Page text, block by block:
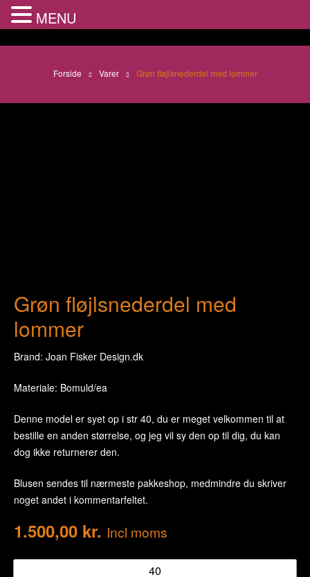
Forside Varer Grøn fløjlsnederdel med lommer
Grøn fløjlsnederdel med
lommer
Brand: Joan Fisker Design.dk
Materiale: Bomuld/ea
Denne model er syet op i str 40, du er meget velkommen til at
bestille en anden størrelse, og jeg vil sy den op til dig, du kan
dog ikke returnerer den.
Blusen sendes til nærmeste pakkeshop, medmindre du skriver
noget andet i kommentarfeltet.
1.500,00 kr. Incl moms
40
MENU